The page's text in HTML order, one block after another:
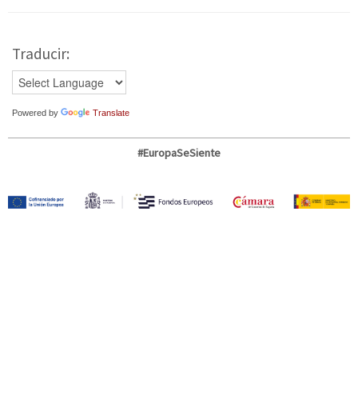
Traducir:
Powered by Translate
#EuropaSeSiente